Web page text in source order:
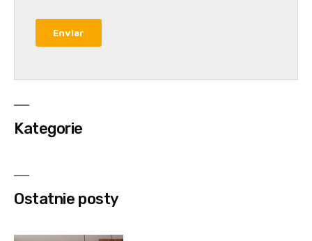
Kategorie
Ostatnie posty